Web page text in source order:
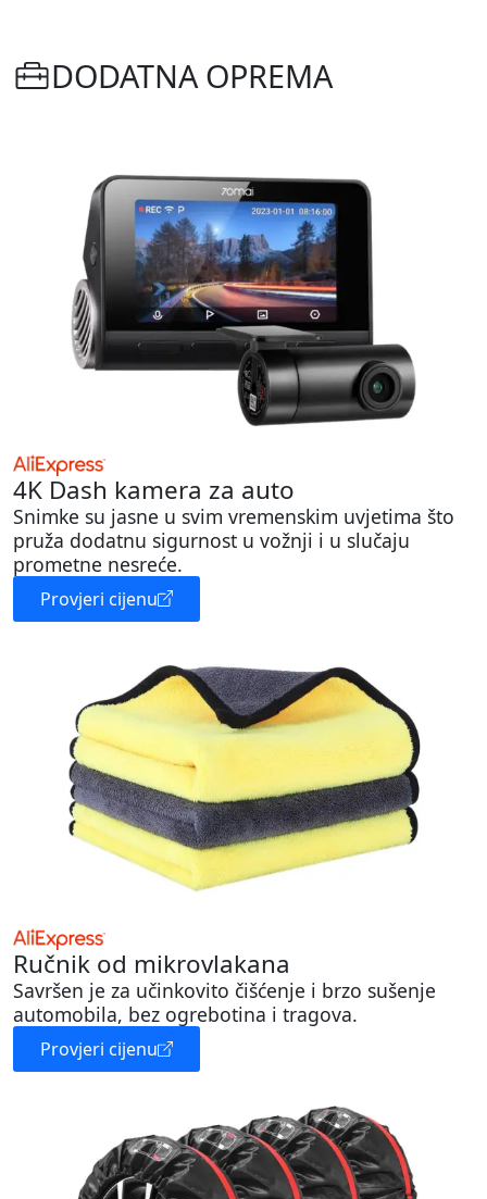
DODATNA OPREMA
4K Dash kamera za auto
Snimke su jasne u svim vremenskim uvjetima što
pruža dodatnu sigurnost u vožnji i u slučaju
prometne nesreće.
Provjeri cijenu
Ručnik od mikrovlakana
Savršen je za učinkovito čišćenje i brzo sušenje
automobila, bez ogrebotina i tragova.
Provjeri cijenu